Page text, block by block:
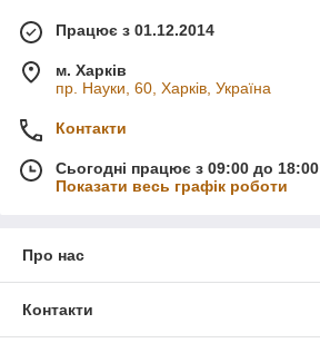
Працює з 01.12.2014
м. Харків
пр. Науки, 60, Харків, Україна
Контакти
Сьогодні працює з 09:00 до 18:00
Показати весь графік роботи
Про нас
Контакти